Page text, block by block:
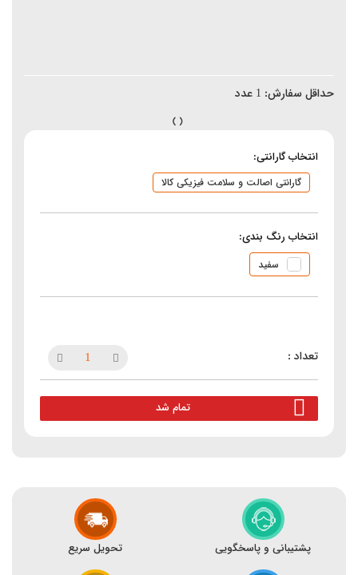
حداقل سفارش: 1 عدد
انتخاب گارانتی:
گارانتی اصالت و سلامت فیزیکی کالا
انتخاب رنگ بندی:
سفید
تمام شد
پشتیبانی و پاسخگویی تحویل سریع